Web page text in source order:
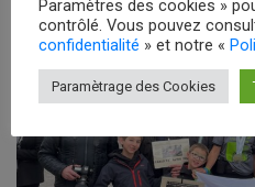
Paramètres des cookies »
contrôlé. Vous pouvez
confidentialité » et notre «
Paramètrage des Cookies